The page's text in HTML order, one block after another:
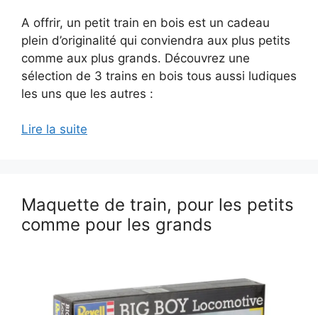
A offrir, un petit train en bois est un cadeau
plein d’originalité qui conviendra aux plus petits
comme aux plus grands. Découvrez une
sélection de 3 trains en bois tous aussi ludiques
les uns que les autres :
Lire la suite
Maquette de train, pour les petits
comme pour les grands